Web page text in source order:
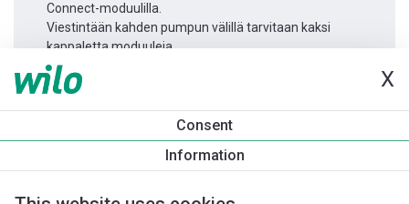
X
Consent
Information
Connect-moduulilla.
Viestintään kahden pumpun välillä tarvitaan kaksi
kappaletta moduuleja.
Tuotetietoa